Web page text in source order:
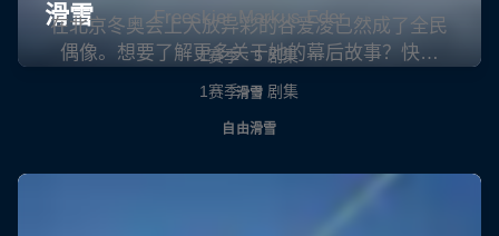
Freeskier Markus Eder
1赛季 · 5 剧集
滑雪
在北京冬奥会上大放异彩的谷爱凌已然成了全民
偶像。想要了解更多关于她的幕后故事？快…
1赛季 · 3 剧集
自由滑雪